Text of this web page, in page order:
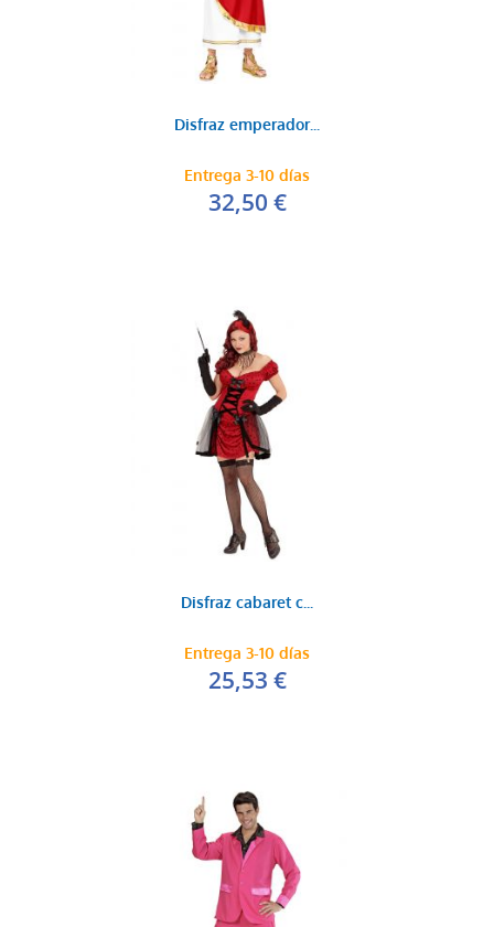
Disfraz emperador...
Entrega 3-10 días
32,50 €
Disfraz cabaret c...
Entrega 3-10 días
25,53 €